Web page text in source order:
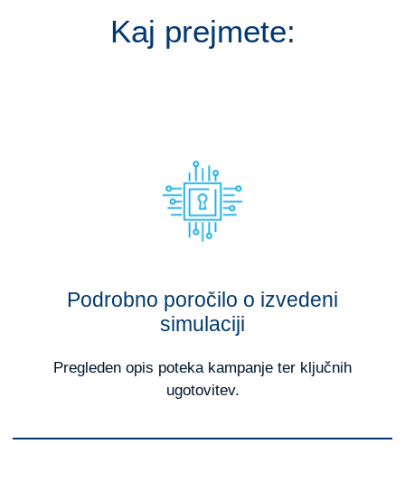
Kaj prejmete:
Podrobno poročilo o izvedeni
simulaciji
Pregleden opis poteka kampanje ter ključnih
ugotovitev.